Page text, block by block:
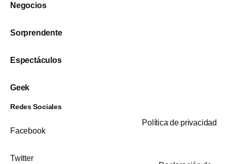
Negocios
Sorprendente
Espectáculos
Geek
Redes Sociales
Facebook
Twitter
Política de privacidad